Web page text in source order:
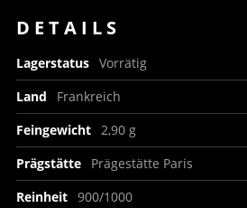
DETAILS
Lagerstatus Vorrätig
Land
Frankreich
Feingewicht
2,90 g
Prägstätte
Prägestätte Paris
Reinheit 900/1000